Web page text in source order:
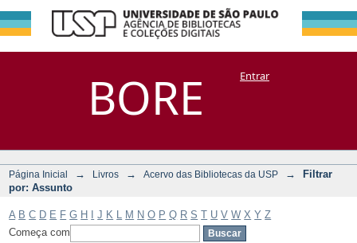
BORE
Filtrar por:
Assunto
DSpace/Manakin + CoriscoEntrar
Página Inicial → Livros → Acervo das Bibliotecas da USP →
Filtrar
por: Assunto
A B C D E F G H J K M N O P Q R S T U V W X Y Z
Começa com